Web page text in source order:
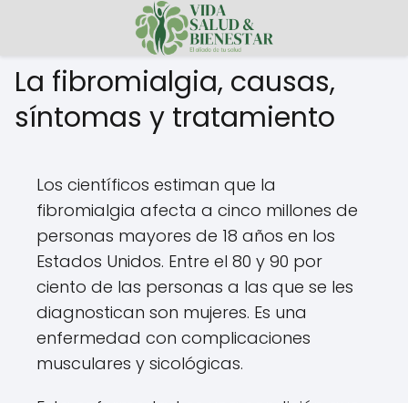
La fibromialgia, causas,
síntomas y tratamiento
Los científicos estiman que la
fibromialgia afecta a cinco millones de
personas mayores de 18 años en los
Estados Unidos. Entre el 80 y 90 por
ciento de las personas a las que se les
diagnostican son mujeres. Es una
enfermedad con complicaciones
musculares y sicológicas.